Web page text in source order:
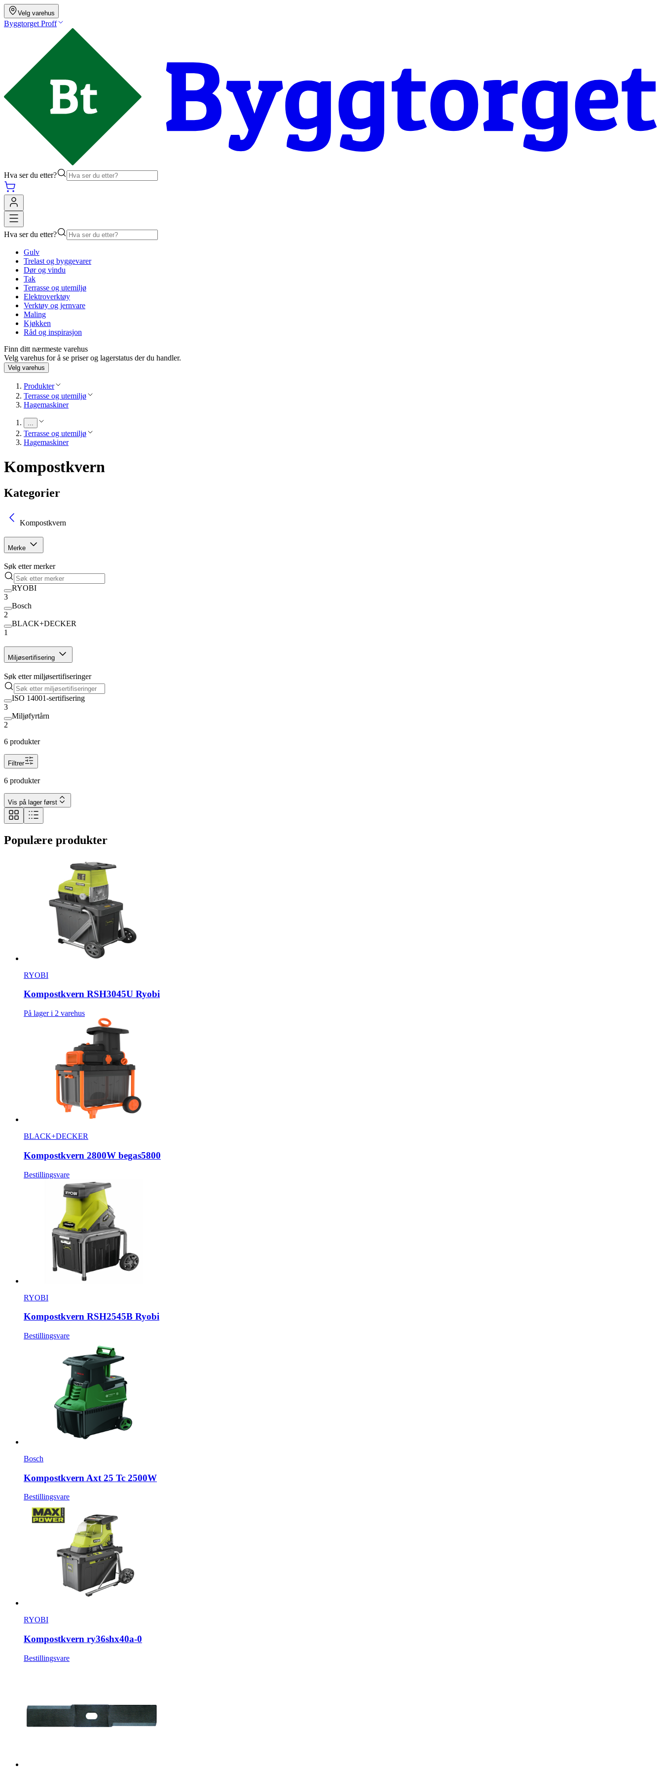
Velg varehus
Byggtorget Proff
Hva ser du etter?
Hva ser du etter?
Gulv
Trelast og byggevarer
Dør og vindu
Tak
Terrasse og utemiljø
Elektroverktøy
Verktøy og jernvare
Maling
Kjøkken
Råd og inspirasjon
Finn ditt nærmeste varehus
Velg varehus for å se priser og lagerstatus der du handler.
Velg varehus
Produkter
Terrasse og utemiljø
Hagemaskiner
...
Terrasse og utemiljø
Hagemaskiner
Kompostkvern
Kategorier
Kompostkvern
Merke
Søk etter merker
RYOBI
3
Bosch
2
BLACK+DECKER
1
Miljøsertifisering
Søk etter miljøsertifiseringer
ISO 14001-sertifisering
3
Miljøfyrtårn
2
6 produkter
Filtrer
6 produkter
Vis på lager først
Populære produkter
RYOBI
Kompostkvern RSH3045U Ryobi
På lager i 2 varehus
BLACK+DECKER
Kompostkvern 2800W begas5800
Bestillingsvare
RYOBI
Kompostkvern RSH2545B Ryobi
Bestillingsvare
Bosch
Kompostkvern Axt 25 Tc 2500W
Bestillingsvare
RYOBI
Kompostkvern ry36shx40a-0
Bestillingsvare